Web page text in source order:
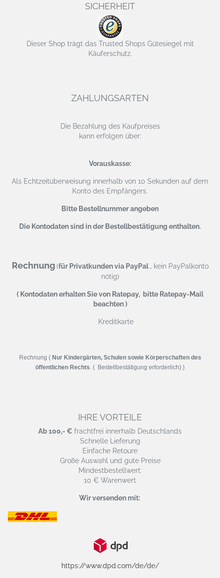
SICHERHEIT
Dieser Shop trägt das Trusted Shops Gütesiegel mit
Käuferschutz.
ZAHLUNGSARTEN
Die Bezahlung des Kaufpreises
kann erfolgen über:
Vorauskasse:
Als Echtzeitüberweisung innerhalb von 10 Sekunden auf dem
Konto des Empfängers.
Bitte Bestellnummer angeben
Die Kontodaten sind in der Bestellbestätigung enthalten.
Rechnung (für Privatkunden via PayPal, kein PayPalkonto
nötig)
( Kontodaten erhalten Sie von Ratepay, bitte Ratepay-Mail
beachten )
Kreditkarte
Rechnung ( Nur Kindergärten, Schulen sowie Körperschaften des
öffentlichen Rechts . ( Bestellbestätigung erforderlich) )
IHRE VORTEILE
Ab 100,- € frachtfrei innerhalb Deutschlands
Schnelle Lieferung
Einfache Retoure
Große Auswahl und gute Preise
Mindestbestellwert:
10 € Warenwert
Wir versenden mit:
https://www.dpd.com/de/de/